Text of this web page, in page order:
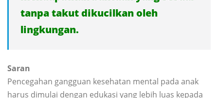
tanpa takut dikucilkan oleh
lingkungan.
Saran
Pencegahan gangguan kesehatan mental pada anak
harus dimulai dengan edukasi yang lebih luas kepada